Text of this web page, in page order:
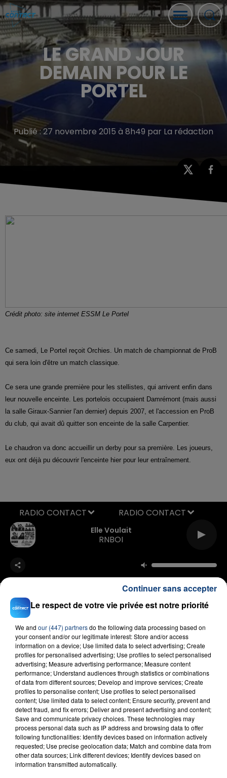
LE GRAND JOUR
DEMAIN POUR LE
PORTEL
Publié : 27 novembre 2015 à 8h49 par La rédaction
Crédit photo: site internet ESSM Le Portel
Ce samedi, Le Portel reçoit Orchies. Un match de championnat de ProB
qui sera loin d'être un match classique.
Ce sera une grande première pour les stellistes, qui arrivent enfin dans
leur nouvelle enceinte. Les portelois occupaient Damrémont (mais aussi
la salle Giraux-Sannier l'an dernier) depuis 2007, et l'accession en ProB
du club, qui avait dû quitter son enceinte de la salle Carpentier.
Le chaudron va donc accueillir un derby pour sa première. Les joueurs,
eux ont déjà pu découvrir l'enceinte hier pour leur entraînement.
Elle Voulait
RNBOI
RADIO CONTACT
FIL D'ACTU
23 juillet 2026
INCENDIE MORTEL À LENS : UNE FEMME ET
SON BÉBÉ ENTRE LA VIE ET LA...
Un homme s'est immolé par le feu après avoir
Le respect de votre vie privée est notre priorité
We and our (447) partnersdo the following data processing based on
your consent and/or our legitimate interest: Store and/or access
information on a device; Use limited data to select advertising; Create
profiles for personalised advertising; Use profiles to select personalised
advertising; Measure advertising performance; Measure content
performance; Understand audiences through statistics or combinations
of data from different sources; Develop and improve services; Create
profiles to personalise content; Use profiles to select personalised
content; Use limited data to select content; Ensure security, prevent and
detect fraud, and fix errors; Deliver and present advertising and content;
Save and communicate privacy choices. These technologies may
process personal data such as IP address and browsing data to offer
following functionalities: Identify devices based on information actively
requested; Use precise geolocation data; Match and combine data from
other data sources; Link different devices; Identify devices based on
information transmitted automatically.
Continuer sans accepter